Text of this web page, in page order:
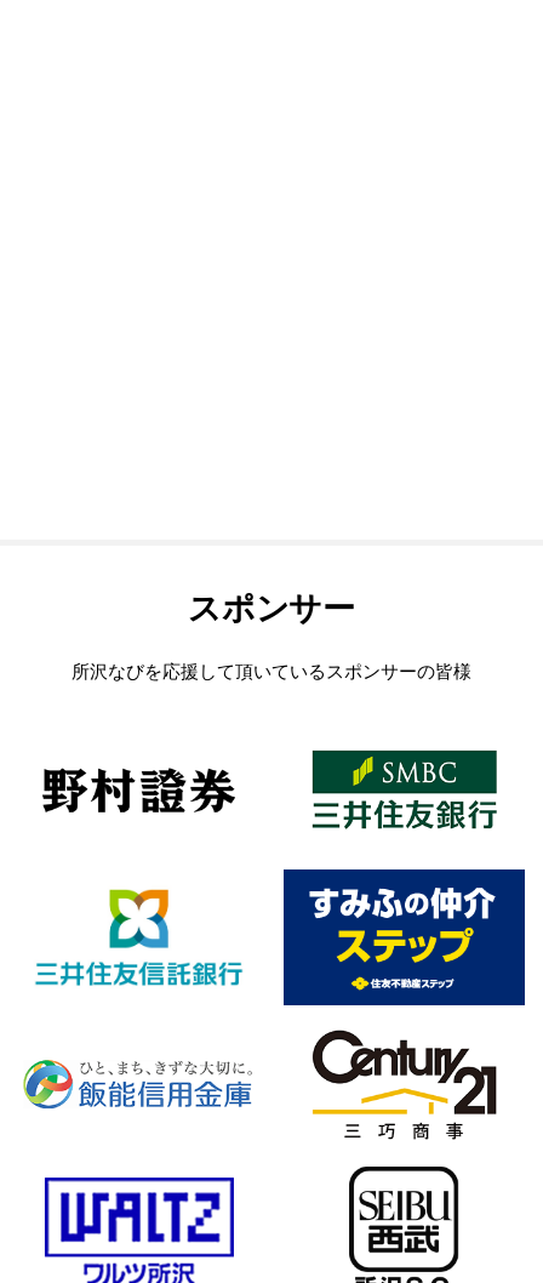
スポンサー
所沢なびを応援して頂いているスポンサーの皆様